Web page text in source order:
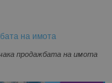
продажбата на имота